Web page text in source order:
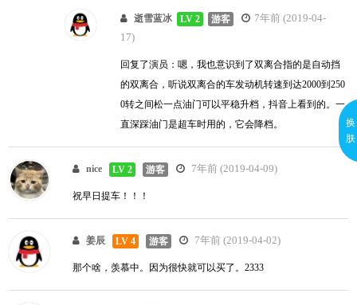
换
肤
逝雪蓝冰 LV 2 游客
7年前 (2019-04-
17)
回复了演员：嗯，我也意识到了双离合指的是自动挡
的双离合，听说双离合的车发动机转速到达2000到250
0转之间松一点油门可以平稳升档，抖音上看到的。一
直深踩油门是超车时用的，它会降档。
nice LV 2 游客 7年前 (2019-04-09)
祝早日提车！！！
姜辰 LV 4 游客 7年前 (2019-04-02)
那个啥，羡慕中。因为很快就可以买了。2333